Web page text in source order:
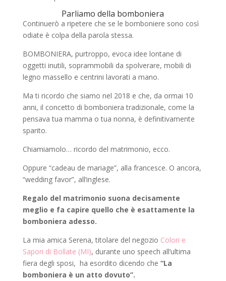
Parliamo della bomboniera
Continuerò a ripetere che se le bomboniere sono così
odiate è colpa della parola stessa.
BOMBONIERA, purtroppo, evoca idee lontane di
oggetti inutili, soprammobili da spolverare, mobili di
legno massello e centrini lavorati a mano.
Ma ti ricordo che siamo nel 2018 e che, da ormai 10
anni, il concetto di bomboniera tradizionale, come la
pensava tua mamma o tua nonna, è definitivamente
sparito.
Chiamiamolo… ricordo del matrimonio, ecco.
Oppure “cadeau de mariage”, alla francesce. O ancora,
“wedding favor”, all’inglese.
Regalo del matrimonio suona decisamente
meglio e fa capire quello che è esattamente la
bomboniera adesso.
La mia amica Serena, titolare del negozio Colori e
Sapori di Bollate (MI), durante uno speech all’ultima
fiera degli sposi, ha esordito dicendo che “La
bomboniera è un atto dovuto”.